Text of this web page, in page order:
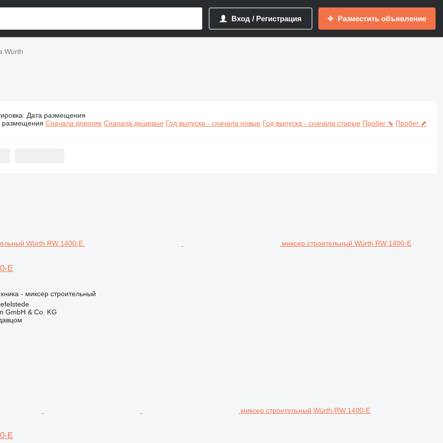
Вход / Регистрация Разместить объявление
Würth
Строительная техника Würth
: Дата размещения
размещения Сначала дорогие Сначала дешевые Год выпуска - сначала новые Год выпуска - сначала старые Пробег ⬊ Пробег ⬈
миксер строительный Würth RW 1400-E
E
- миксер строительный
GmbH & Co. KG
миксер строительный Würth RW 1400-E
E